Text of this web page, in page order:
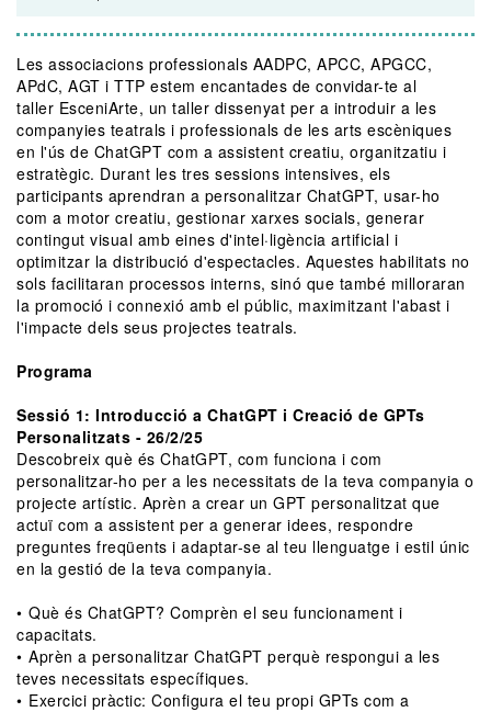
Les associacions professionals AADPC, APCC, APGCC,
APdC, AGT i TTP estem encantades de convidar-te al
taller EsceniArte, un taller dissenyat per a introduir a les
companyies teatrals i professionals de les arts escèniques
en l'ús de ChatGPT com a assistent creatiu, organitzatiu i
estratègic. Durant les tres sessions intensives, els
participants aprendran a personalitzar ChatGPT, usar-ho
com a motor creatiu, gestionar xarxes socials, generar
contingut visual amb eines d'intel·ligència artificial i
optimitzar la distribució d'espectacles. Aquestes habilitats no
sols facilitaran processos interns, sinó que també milloraran
la promoció i connexió amb el públic, maximitzant l'abast i
l'impacte dels seus projectes teatrals.
Programa
Sessió 1: Introducció a ChatGPT i Creació de GPTs
Personalitzats - 26/2/25
Descobreix què és ChatGPT, com funciona i com
personalitzar-ho per a les necessitats de la teva companyia o
projecte artístic. Aprèn a crear un GPT personalitzat que
actuï com a assistent per a generar idees, respondre
preguntes freqüents i adaptar-se al teu llenguatge i estil únic
en la gestió de la teva companyia.
•⁠ ⁠Què és ChatGPT? Comprèn el seu funcionament i
capacitats.
•⁠ ⁠Aprèn a personalitzar ChatGPT perquè respongui a les
teves necessitats específiques.
•⁠ ⁠Exercici pràctic: Configura el teu propi GPTs com a